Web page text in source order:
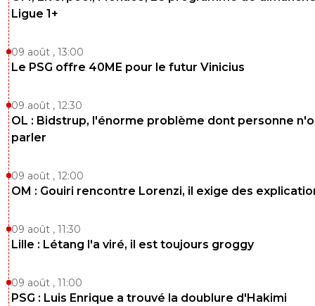
Ligue 1+
09 août , 13:00
Le PSG offre 40ME pour le futur Vinicius
09 août , 12:30
OL : Bidstrup, l'énorme problème dont personne
parler
09 août , 12:00
OM : Gouiri rencontre Lorenzi, il exige des
09 août , 11:30
Lille : Létang l'a viré, il est toujours groggy
09 août , 11:00
PSG : Luis Enrique a trouvé la doublure d'Hakimi